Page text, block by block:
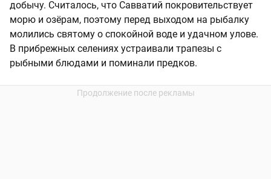
добычу. Считалось, что Савватий покровительствует
морю и озёрам, поэтому перед выходом на рыбалку
молились святому о спокойной воде и удачном улове.
В прибрежных селениях устраивали трапезы с
рыбными блюдами и поминали предков.